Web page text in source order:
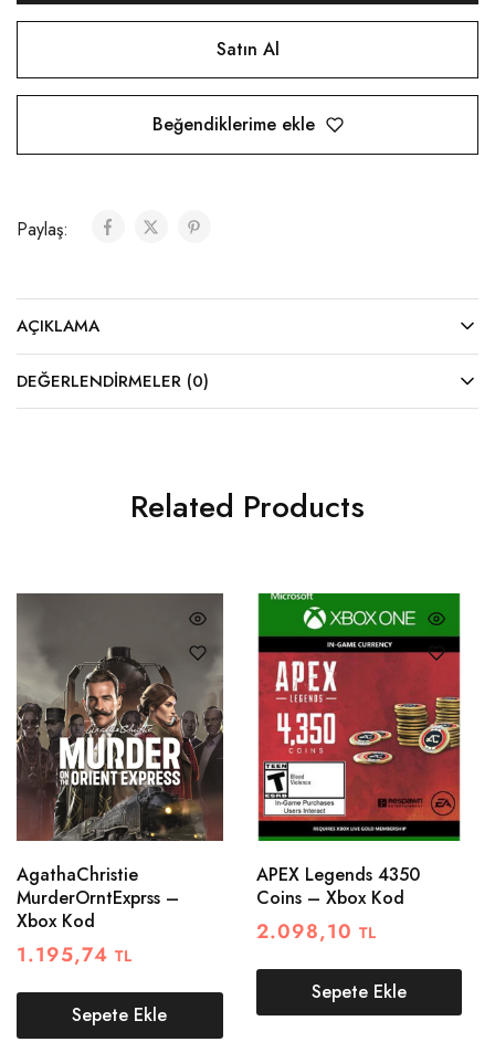
Satın Al
Beğendiklerime ekle
Paylaş:
AÇIKLAMA
DEĞERLENDIRMELER (0)
Related Products
AgathaChristie
MurderOrntExprss –
Xbox Kod
1.195,74 TL
Sepete Ekle
APEX Legends 4350
Coins – Xbox Kod
2.098,10 TL
Sepete Ekle